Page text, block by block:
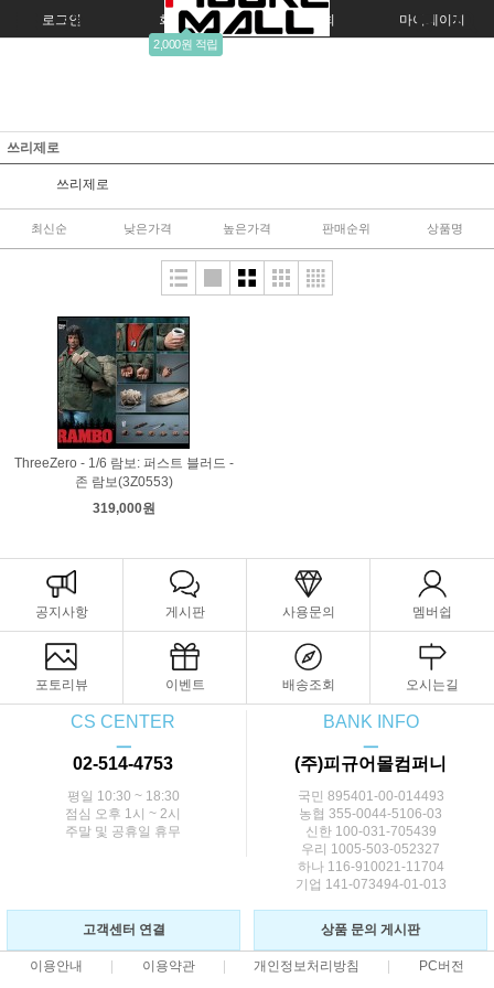
로그인 회원가입
2,000원 적립
주문조회 마이페이지
쓰리제로
쓰리제로
최신순 낮은가격 높은가격 판매순위 상품명
ThreeZero - 1/6 람보: 퍼스트 블러드 -
존 람보(3Z0553)
319,000원
공지사항 게시판 사용문의 멤버쉽
포토리뷰 이벤트 배송조회 오시는길
CS CENTER
ㅡ
02-514-4753
평일 10:30 ~ 18:30
점심 오후 1시 ~ 2시
주말 및 공휴일 휴무
BANK INFO
ㅡ
(주)피규어몰컴퍼니
국민 895401-00-014493
농협 355-0044-5106-03
신한 100-031-705439
우리 1005-503-052327
하나 116-910021-11704
기업 141-073494-01-013
고객센터 연결 상품 문의 게시판
이용안내 이용약관 개인정보처리방침 PC버전